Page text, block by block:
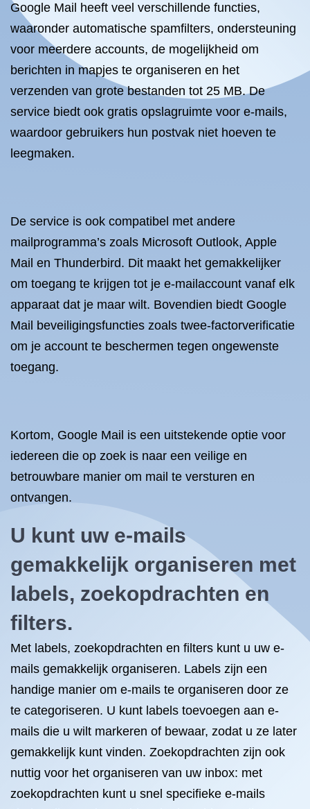
Google Mail heeft veel verschillende functies,
waaronder automatische spamfilters, ondersteuning
voor meerdere accounts, de mogelijkheid om
berichten in mapjes te organiseren en het
verzenden van grote bestanden tot 25 MB. De
service biedt ook gratis opslagruimte voor e-mails,
waardoor gebruikers hun postvak niet hoeven te
leegmaken.
De service is ook compatibel met andere
mailprogramma’s zoals Microsoft Outlook, Apple
Mail en Thunderbird. Dit maakt het gemakkelijker
om toegang te krijgen tot je e-mailaccount vanaf elk
apparaat dat je maar wilt. Bovendien biedt Google
Mail beveiligingsfuncties zoals twee-factorverificatie
om je account te beschermen tegen ongewenste
toegang.
Kortom, Google Mail is een uitstekende optie voor
iedereen die op zoek is naar een veilige en
betrouwbare manier om mail te versturen en
ontvangen.
U kunt uw e-mails
gemakkelijk organiseren met
labels, zoekopdrachten en
filters.
Met labels, zoekopdrachten en filters kunt u uw e-
mails gemakkelijk organiseren. Labels zijn een
handige manier om e-mails te organiseren door ze
te categoriseren. U kunt labels toevoegen aan e-
mails die u wilt markeren of bewaar, zodat u ze later
gemakkelijk kunt vinden. Zoekopdrachten zijn ook
nuttig voor het organiseren van uw inbox: met
zoekopdrachten kunt u snel specifieke e-mails